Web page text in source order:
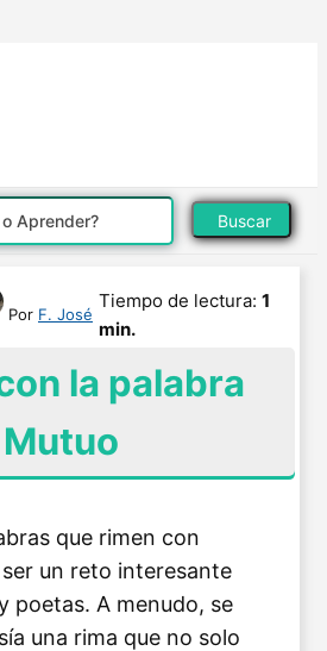
Buscar
Por F. José
Tiempo de lectura: 1
min.
la palabra
Mutuo
que rimen con
un reto interesante
poetas. A menudo, se
una rima que no solo